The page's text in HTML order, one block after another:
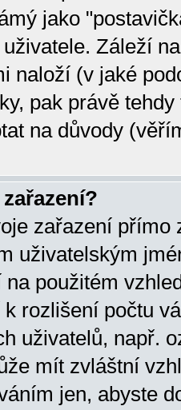
jako
Záleží
naloží (v jaké
pak právě
na důvody
zařazení přímo
uživatelským
použitém
k rozlišení počtu
uživatelů, např.
mít zvláštní
jen, abyste